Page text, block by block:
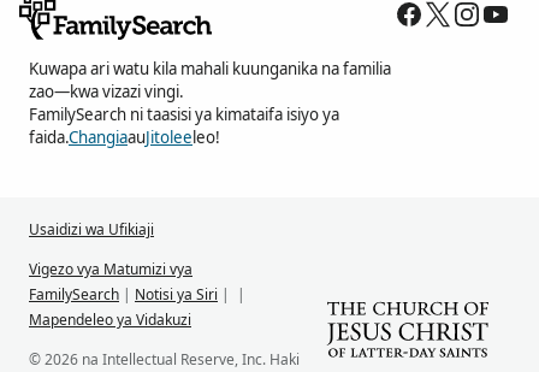
Kuwapa ari watu kila mahali kuunganika na familia
zao—kwa vizazi vingi.
FamilySearch ni taasisi ya kimataifa isiyo ya
faida.ChangiaauJitolee leo!
Usaidizi wa Ufikiaji
Vigezo vya Matumizi vya
FamilySearch | Notisi ya Siri |
|
Mapendeleo ya Vidakuzi
© 2026 na Intellectual Reserve, Inc. Haki